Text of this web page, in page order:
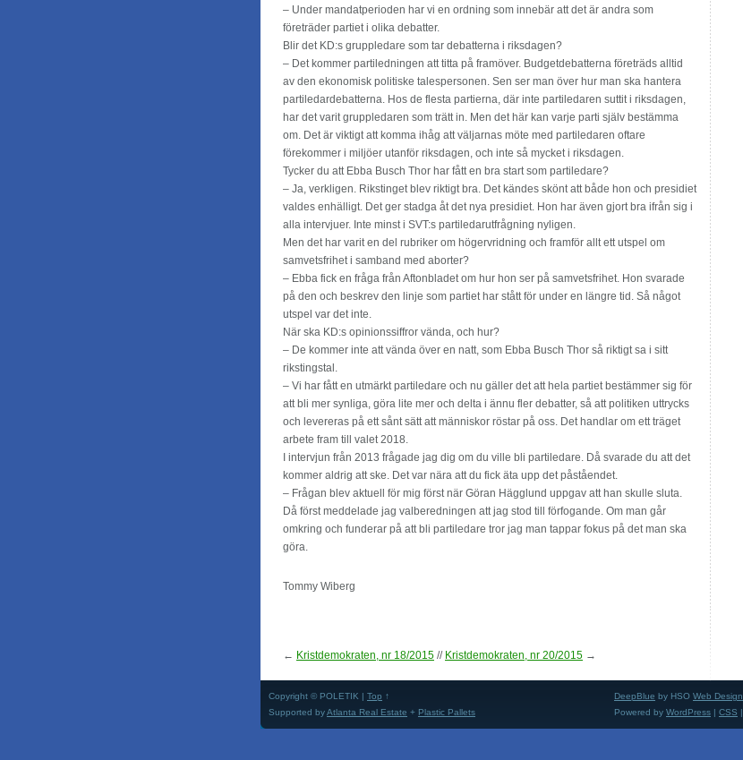
– Under mandatperioden har vi en ordning som innebär att det är andra som
företräder partiet i olika debatter.
Blir det KD:s gruppledare som tar debatterna i riksdagen?
– Det kommer partiledningen att titta på framöver. Budgetdebatterna företräds alltid
av den ekonomisk politiske talespersonen. Sen ser man över hur man ska hantera
partiledardebatterna. Hos de flesta partierna, där inte partiledaren suttit i riksdagen,
har det varit gruppledaren som trätt in. Men det här kan varje parti själv bestämma
om. Det är viktigt att komma ihåg att väljarnas möte med partiledaren oftare
förekommer i miljöer utanför riksdagen, och inte så mycket i riksdagen.
Tycker du att Ebba Busch Thor har fått en bra start som partiledare?
– Ja, verkligen. Rikstinget blev riktigt bra. Det kändes skönt att både hon och presidiet
valdes enhälligt. Det ger stadga åt det nya presidiet. Hon har även gjort bra ifrån sig i
alla intervjuer. Inte minst i SVT:s partiledarut­frågning nyligen.
Men det har varit en del rubriker om högervridning och framför allt ett utspel om
samvetsfrihet i samband med aborter?
– Ebba fick en fråga från Aftonbladet om hur hon ser på samvetsfrihet. Hon svarade
på den och beskrev den linje som partiet har stått för under en längre tid. Så något
utspel var det inte.
När ska KD:s opinionssiffror vända, och hur?
– De kommer inte att vända över en natt, som Ebba Busch Thor så riktigt sa i sitt
rikstingstal.
– Vi har fått en utmärkt partiledare och nu gäller det att hela partiet bestämmer sig för
att bli mer synliga, göra lite mer och delta i ännu fler debatter, så att politiken uttrycks
och levereras på ett sånt sätt att människor röstar på oss. Det handlar om ett träget
arbete fram till valet 2018.
I intervjun från 2013 frågade jag dig om du ville bli partiledare. Då svarade du att det
kommer aldrig att ske. Det var nära att du fick äta upp det påståendet.
– Frågan blev aktuell för mig först när Göran Hägglund uppgav att han skulle sluta.
Då först meddelade jag valberedningen att jag stod till förfogande. Om man går
omkring och funderar på att bli partiledare tror jag man tappar fokus på det man ska
göra.
Tommy Wiberg
← Kristdemokraten, nr 18/2015 // Kristdemokraten, nr 20/2015 →
Copyright © POLETIK | Top ↑
Supported byAtlanta Real Estate + Plastic Pallets
DeepBlue by HSO Web Design
Powered by WordPress CSS